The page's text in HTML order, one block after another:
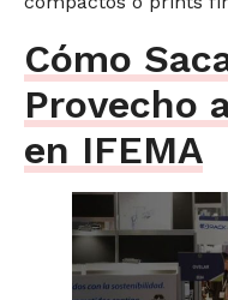
Cómo
Provecho
en IFEMA